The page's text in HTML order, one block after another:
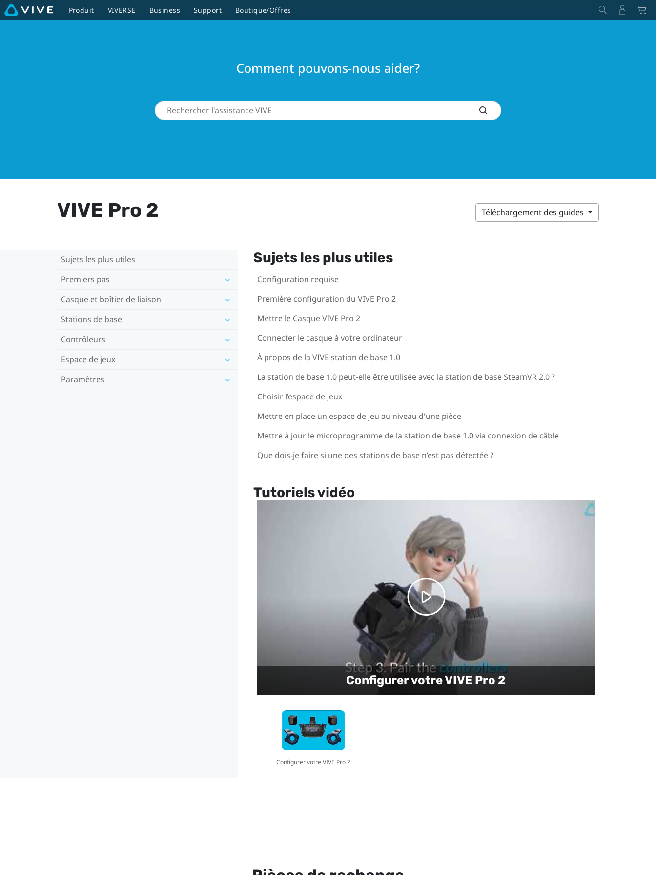
Produit VIVERSE Business Support Boutique/Offres
Comment pouvons-nous aider?
VIVE Pro 2 Téléchargement des guides
Sujets les plus utiles
Premiers pas
Casque et boîtier de liaison
Stations de base
Contrôleurs
Espace de jeux
Paramètres
Sujets les plus utiles
Configuration requise
Première configuration du VIVE Pro 2
Mettre le Casque VIVE Pro 2
Connecter le casque à votre ordinateur
À propos de la VIVE station de base 1.0
La station de base 1.0 peut-elle être utilisée avec la station de base SteamVR 2.0 ?
Choisir l’espace de jeux
Mettre en place un espace de jeu au niveau d'une pièce
Mettre à jour le microprogramme de la station de base 1.0 via connexion de câble
Que dois-je faire si une des stations de base n’est pas détectée ?
Tutoriels vidéo
Configurer votre VIVE Pro 2
Configurer votre VIVE Pro 2